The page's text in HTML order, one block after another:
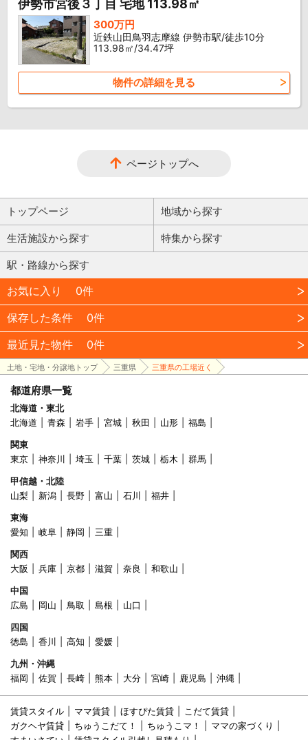
伊勢市宮後３丁目 宅地 113.98㎡
300万円
近鉄山田鳥羽志摩線 伊勢市駅/徒歩10分
113.98㎡/34.47坪
物件の詳細を見る
ページトップへ
トップページ 地域から探す
生活施設から探す 特集から探す
駅・路線から探す
お気に入り
0件
保存した条件
0件
最近見た物件
0件
土地・宅地・分譲地トップ 三重県 三重県の工場近く
都道府県一覧
北海道・東北
北海道
青森 岩手 宮城 秋田 山形
福島
関東
東京
神奈川 埼玉 千葉 茨城 栃木
群馬
甲信越・北陸
山梨
新潟 長野 富山 石川
福井
東海
愛知
岐阜 静岡
三重
関西
大阪
兵庫 京都 滋賀 奈良
和歌山
中国
広島
岡山 鳥取 島根
山口
四国
徳島
香川 高知
愛媛
九州・沖縄
福岡
佐賀 長崎 熊本 大分 宮崎 鹿児島 沖縄
賃貸スタイル ママ賃貸 ほすぴた賃貸
こだて賃貸
ガクヘヤ賃貸
ちゅうこだて！ ちゅうこマ！
ママの家づくり